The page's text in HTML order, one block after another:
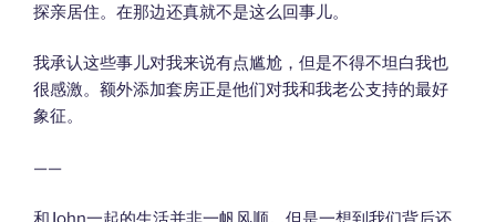
探亲居住。在那边还真就不是这么回事儿。
我承认这些事儿对我来说有点尴尬，但是不得不坦白我也
很感激。额外添加套房正是他们对我和我老公支持的最好
象征。
——